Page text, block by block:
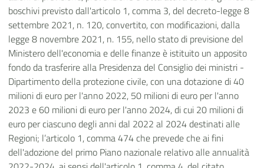
boschivi previsto dall'articolo 1, comma 3, del decreto-legge 8
settembre 2021, n. 120, convertito, con modificazioni, dalla
legge 8 novembre 2021, n. 155, nello stato di previsione del
Ministero dell'economia e delle finanze è istituito un apposito
fondo da trasferire alla Presidenza del Consiglio dei ministri -
Dipartimento della protezione civile, con una dotazione di 40
milioni di euro per l'anno 2022, 50 milioni di euro per l'anno
2023 e 60 milioni di euro per l'anno 2024, di cui 20 milioni di
euro per ciascuno degli anni dal 2022 al 2024 destinati alle
Regioni; l’articolo 1, comma 474 che prevede che ai fini
dell'adozione del primo Piano nazionale relativo alle annualità